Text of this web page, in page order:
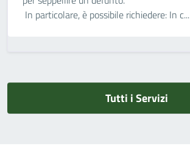
In particolare, è possibile richiedere: In c...
Tutti i Servizi